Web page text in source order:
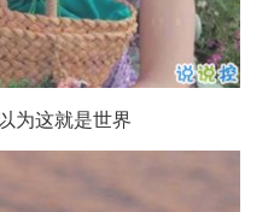
为这就是世界